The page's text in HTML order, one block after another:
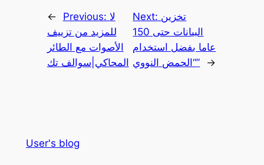
← Previous: لا
للمزيد من تزييف
الأصوات مع الطائر
المحاكي|سوالف تك
Next: تخزين
البيانات حتى 150
عاما بفضل استخدام
“الحمض النووي”
→
User's blog